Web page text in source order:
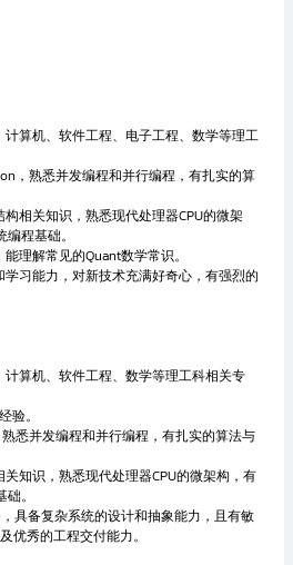
算机、软件工程、电子工程、数学等理工
，熟悉并发编程和并行编程，有扎实的算
相关知识，熟悉现代处理器CPU的微架
程基础。
理解常见的Quant数学常识。
习能力，对新技术充满好奇心，有强烈的
算机、软件工程、数学等理工科相关专
验。
悉并发编程和并行编程，有扎实的算法与
知识，熟悉现代处理器CPU的微架构，有
。
具备复杂系统的设计和抽象能力，且有敏
优秀的工程交付能力。